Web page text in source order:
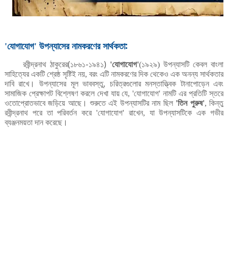
'যোগাযোগ' উপন্যাসেরনামকরণেরসার্থকতা:
রবীন্দ্রনাথ ঠাকুরের(১৮৬১-১৯৪১) 'যোগাযোগ'(১৯২৯) উপন্যাসটি কেবল বাংলা
সাহিত্যের একটি শ্রেষ্ঠ সৃষ্টিই নয়,বরং এটি নামকরণের দিক থেকেও এক অনন্য সার্থকতার
দাবি রাখে। উপন্যাসের মূল ভাববস্তু, চরিত্রগুলোর মনস্তাত্ত্বিক টানাপোড়েন এবং
সামাজিক প্রেক্ষাপট বিশ্লেষণ করলে দেখা যায় যে, 'যোগাযোগ'নামটি এর প্রতিটি স্তরে
ওতোপ্রোতভাবে জড়িয়ে আছে। শুরুতে এই উপন্যাসটির নাম ছিল 'তিন পুরুষ',কিন্তু
রবীন্দ্রনাথ পরে তা পরিবর্তন করে'যোগাযোগ' রাখেন, যা উপন্যাসটিকে এক গভীর
ব্যঞ্জনময়তা দান করেছে।